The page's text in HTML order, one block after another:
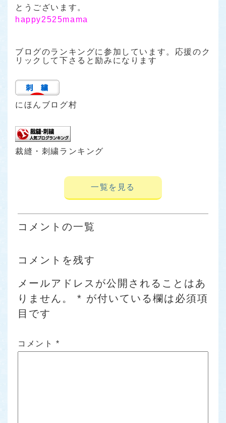
とうございます。
happy2525mama
ブログのランキングに参加しています。応援のク
リックして下さると励みになります
にほんブログ村
裁縫・刺繍ランキング
一覧を見る
コメントの一覧
コメントを残す
メールアドレスが公開されることはあ
りません。
* が付いている欄は必須項
目です
コメント *